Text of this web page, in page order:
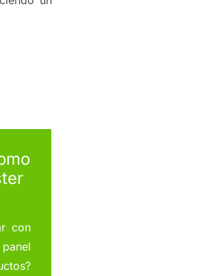
con